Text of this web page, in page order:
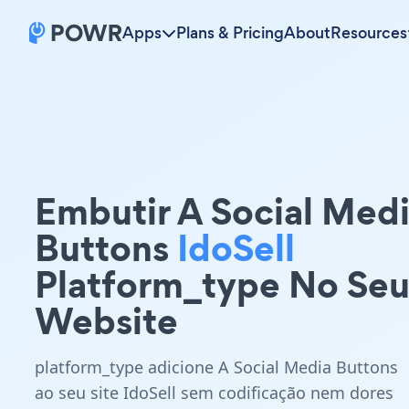
Apps Plans & PricingAboutResources
Embutir A Social
Buttons IdoSell
Platform_type No Seu
Website
platform_type adicione A Social Media Buttons
ao seu site IdoSell sem codificação nem dores